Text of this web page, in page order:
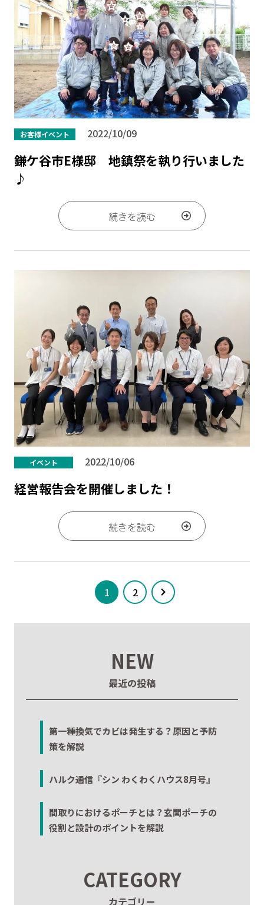
お客様イベント 2022/10/09
鎌ケ谷市E様邸 地鎮祭を執り行いました
♪
続きを読む
イベント 2022/10/06
経営報告会を開催しました！
続きを読む
1 2
NEW
最近の投稿
第一種換気でカビは発生する？原因と予防
策を解説
ハルク通信『シン わくわくハウス8月号』
間取りにおけるポーチとは？玄関ポーチの
役割と設計のポイントを解説
CATEGORY
カテゴリー